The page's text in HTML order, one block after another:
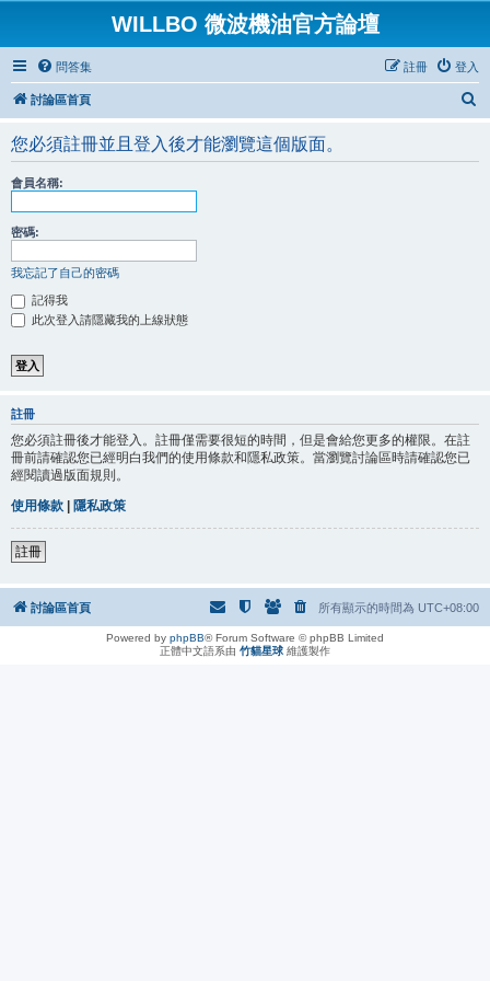
WILLBO 微波機油官方論壇
問答集 登入
註冊
討論區首頁
您必須註冊並且登入後才能瀏覽這個版面。
會員名稱:
密碼:
我忘記了自己的密碼
記得我
此次登入請隱藏我的上線狀態
註冊
您必須註冊後才能登入。註冊僅需要很短的時間，但是會給您更多的權限。在註
冊前請確認您已經明白我們的使用條款和隱私政策。當瀏覽討論區時請確認您已
經閱讀過版面規則。
使用條款 | 隱私政策
註冊
討論區首頁 所有顯示的時間為 UTC+08:00
Powered by phpBB® Forum Software © phpBB Limited
正體中文語系由 竹貓星球 維護製作